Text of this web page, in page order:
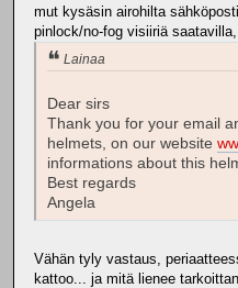
mut kysäsin airohilta
pinlock/no-fog visiiriä
Lainaa
Dear sirs
Thank you for your email
helmets, on our website
informations about this
Best regards
Angela
Vähän tyly vastaus,
kattoo... ja mitä lienee